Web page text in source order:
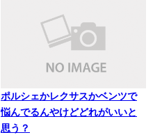
ポルシェかレクサスかベンツで
悩んでるんやけどどれがいいと
思う？